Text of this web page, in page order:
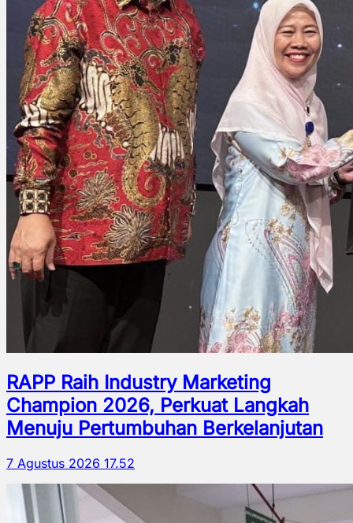
RAPP Raih Industry Marketing
Champion 2026, Perkuat Langkah
Menuju Pertumbuhan Berkelanjutan
7 Agustus 2026 17.52